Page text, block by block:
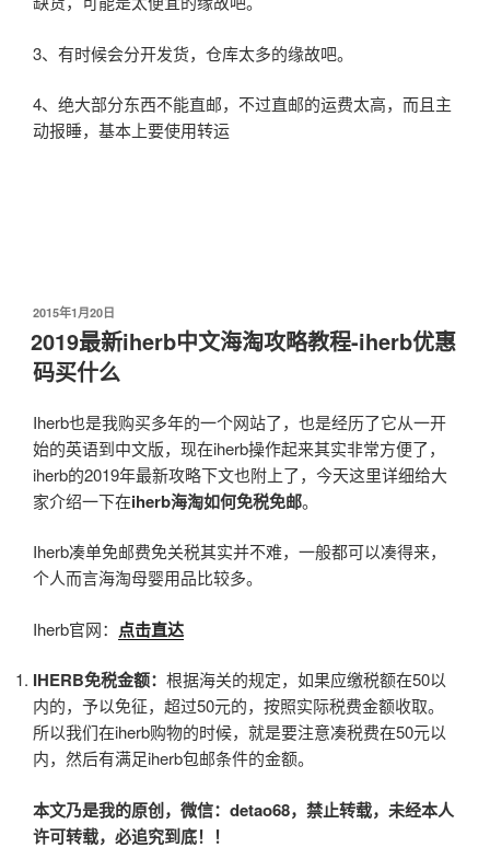
3、有时候会分开发货，仓库太多的缘故吧。
4、绝大部分东西不能直邮，不过直邮的运费太高，而且主
动报睡，基本上要使用转运
发
布
于
2015年1月20日
2019最新iherb中文海淘攻略教程-iherb优惠
码买什么
Iherb也是我购买多年的一个网站了，也是经历了它从一开
始的英语到中文版，现在iherb操作起来其实非常方便了，
iherb的2019年最新攻略下文也附上了，今天这里详细给大
家介绍一下在iherb海淘如何免税免邮。
Iherb凑单免邮费免关税其实并不难，一般都可以凑得来，
个人而言海淘母婴用品比较多。
Iherb官网： 点击直达
IHERB免税金额： 根据海关的规定，如果应缴税额在50以
内的，予以免征，超过50元的，按照实际税费金额收取。
所以我们在iherb购物的时候，就是要注意凑税费在50元以
内，然后有满足iherb包邮条件的金额。
本文乃是我的原创，微信：detao68，禁止转载，未经本人
许可转载，必追究到底！！